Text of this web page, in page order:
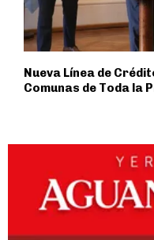
Nueva Línea de
Comunas de Toda la